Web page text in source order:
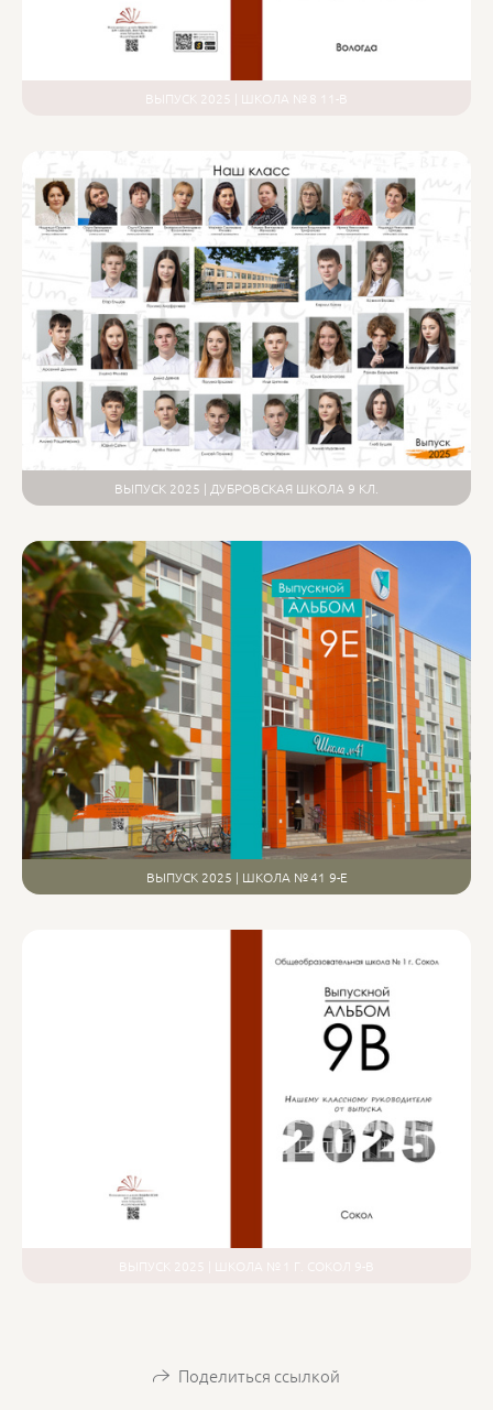
ВЫПУСК 2025 | ШКОЛА № 8 11-В
ВЫПУСК 2025 | ДУБРОВСКАЯ ШКОЛА 9 КЛ.
ВЫПУСК 2025 | ШКОЛА № 41 9-Е
ВЫПУСК 2025 | ШКОЛА № 1 Г. СОКОЛ 9-В
Поделиться ссылкой